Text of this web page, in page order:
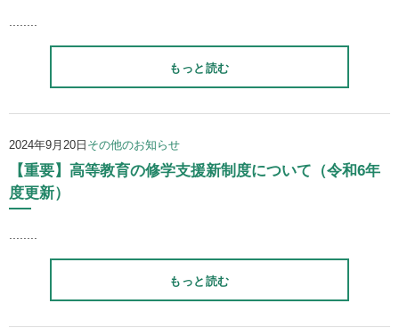
もっと読む
2024年9月20日 その他のお知らせ
【重要】高等教育の修学支援新制度について（令和6年
度更新）
もっと読む